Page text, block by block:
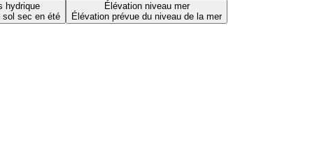
hydrique
sol sec en été
Élévation niveau mer
Élévation prévue du niveau de la mer